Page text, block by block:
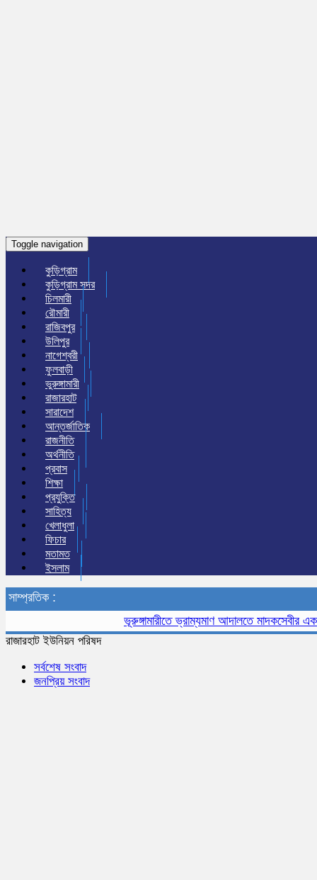
Toggle navigation
কুড়িগ্রাম
কুড়িগ্রাম সদর
চিলমারী
রৌমারী
রাজিবপুর
উলিপুর
নাগেশ্বরী
ফুলবাড়ী
ভুরুঙ্গামারী
রাজারহাট
সারাদেশ
আন্তর্জাতিক
রাজনীতি
অর্থনীতি
প্রবাস
শিক্ষা
প্রযুক্তি
সাহিত্য
খেলাধুলা
ফিচার
মতামত
ইসলাম
সাম্প্রতিক :
ভূরুঙ্গামারীতে ভ্রাম্যমাণ আদালতে মাদকসেবীর এক
রাজারহাট ইউনিয়ন পরিষদ
সর্বশেষ সংবাদ
জনপ্রিয় সংবাদ